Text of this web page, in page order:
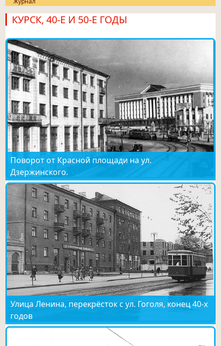
КУРСК, 40-Е И 50-Е ГОДЫ
Поворот от Красной площади на ул.
Дзержинского.
Улица Ленина, перекрёсток с ул. Гоголя, конец 40-х
годов